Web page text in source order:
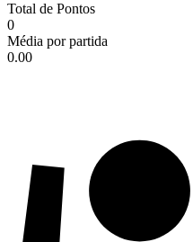
Total de Pontos
0
Média por partida
0.00